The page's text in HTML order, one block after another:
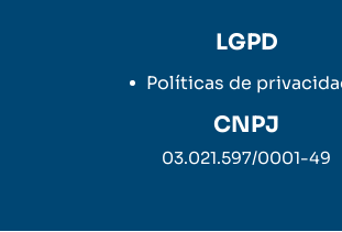
LGPD
Políticas de
CNPJ
03.021.597/0001-49